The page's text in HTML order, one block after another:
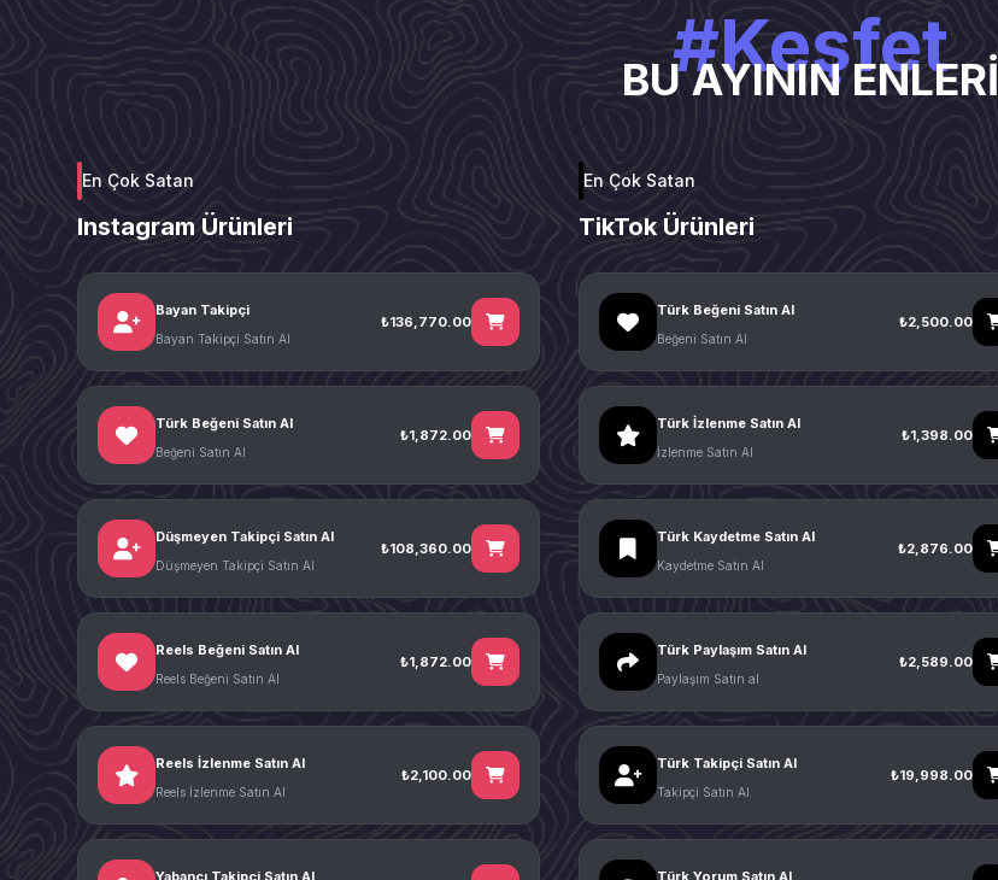
#Keşfet
BU AYININ ENLERİ
En Çok Satan
Instagram Ürünleri
Bayan Takipçi
Bayan Takipçi Satın Al
₺136,770.00
Türk Beğeni Satın Al
Beğeni Satın Al
₺1,872.00
Düşmeyen Takipçi Satın Al
Düşmeyen Takipçi Satın Al
₺108,360.00
Reels Beğeni Satın Al
Reels Beğeni Satın Al
₺1,872.00
Reels İzlenme Satın Al
Reels İzlenme Satın Al
₺2,100.00
En Çok Satan
TikTok Ürünleri
Türk Beğeni Satın Al
Beğeni Satın Al
₺2,500.00
Türk İzlenme Satın Al
İzlenme Satın Al
₺1,398.00
Türk Kaydetme Satın Al
Kaydetme Satın Al
₺2,876.00
Türk Paylaşım Satın Al
Paylaşım Satın al
₺2,589.00
Türk Takipçi Satın Al
Takipçi Satın Al
₺19,998.00